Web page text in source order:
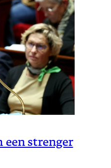
een strenger